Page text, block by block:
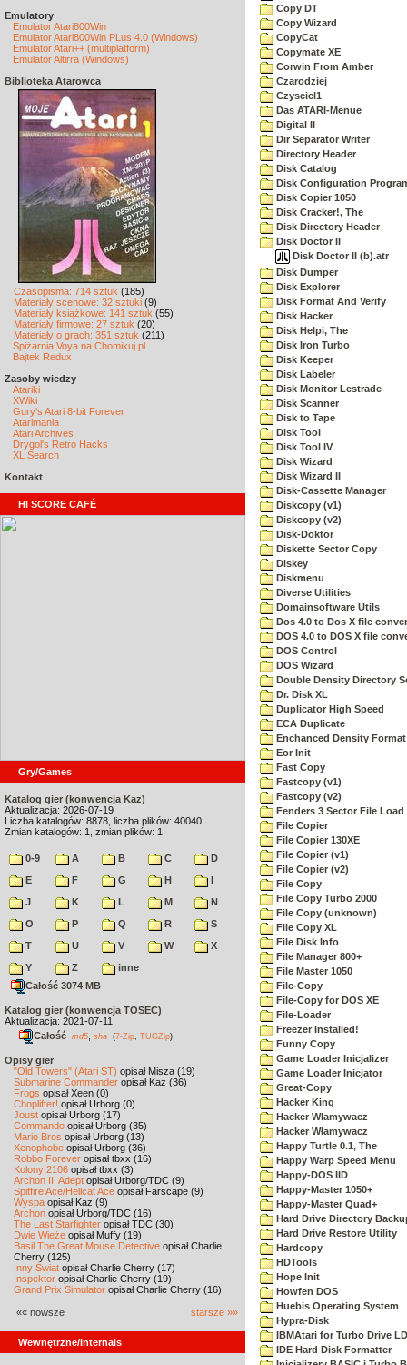
Emulatory
Emulator Atari800Win
Emulator Atari800Win PLus 4.0 (Windows)
Emulator Atari++ (multiplatform)
Emulator Altirra (Windows)
Biblioteka Atarowca
Czasopisma: 714 sztuk (185)
Materiały scenowe: 32 sztuki (9)
Materiały książkowe: 141 sztuk (55)
Materiały firmowe: 27 sztuk (20)
Materiały o grach: 351 sztuk (211)
Spiżarnia Voya na Chomikuj.pl
Bajtek Redux
Zasoby wiedzy
Atariki
XWiki
Gury's Atari 8-bit Forever
Atarimania
Atari Archives
Drygol's Retro Hacks
XL Search
Kontakt
HI SCORE CAFÉ
Gry/Games
Katalog gier (konwencja Kaz)
Aktualizacja: 2026-07-19
Liczba katalogów: 8878, liczba plików: 40040
Zmian katalogów: 1, zmian plików: 1
0-9 A B C
D
E
F G H
I
J
K L M
N
O
P Q R
S
T
U V W
X
Y
Z
inne
Całość 3074 MB
Katalog gier (konwencja TOSEC)
Aktualizacja: 2021-07-11
Całość md5 sha (7-Zip TUGZip)
Opisy gier
"Old Towers" (Atari ST) opisał Misza (19)
Submarine Commander opisał Kaz (36)
Frogs opisał Xeen (0)
Choplifter! opisał Urborg (0)
Joust opisał Urborg (17)
Commando opisał Urborg (35)
Mario Bros opisał Urborg (13)
Xenophobe opisał Urborg (36)
Robbo Forever opisał tbxx (16)
Kolony 2106 opisał tbxx (3)
Archon II: Adept opisał Urborg/TDC (9)
Spitfire Ace/Hellcat Ace opisał Farscape (9)
Wyspa opisał Kaz (9)
Archon opisał Urborg/TDC (16)
The Last Starfighter opisał TDC (30)
Dwie Wieże opisał Muffy (19)
Basil The Great Mouse Detective opisał Charlie
Cherry (125)
Inny Świat opisał Charlie Cherry (17)
Inspektor opisał Charlie Cherry (19)
Grand Prix Simulator opisał Charlie Cherry (16)
«« nowsze starsze »»
Wewnętrzne/Internals
Copy DT
Copy Wizard
CopyCat
Copymate XE
Corwin From Amber
Czarodziej
Czysciel1
Das ATARI-Menue
Digital II
Dir Separator Writer
Directory Header
Disk Catalog
Disk Configuration
Disk Copier 1050
Disk Cracker!, The
Disk Directory Header
Disk Doctor II
Disk Doctor II (b).atr
Disk Dumper
Disk Explorer
Disk Format And Verify
Disk Hacker
Disk Helpi, The
Disk Iron Turbo
Disk Keeper
Disk Labeler
Disk Monitor Lestrade
Disk Scanner
Disk to Tape
Disk Tool
Disk Tool IV
Disk Wizard
Disk Wizard II
Disk-Cassette Manager
Diskcopy (v1)
Diskcopy (v2)
Disk-Doktor
Diskette Sector Copy
Diskey
Diskmenu
Diverse Utilities
Domainsoftware Utils
Dos 4.0 to Dos X file
DOS 4.0 to DOS X file
DOS Control
DOS Wizard
Double Density Directory
Dr. Disk XL
Duplicator High Speed
ECA Duplicate
Enchanced Density Format
Eor Init
Fast Copy
Fastcopy (v1)
Fastcopy (v2)
Fenders 3 Sector File Load
File Copier
File Copier 130XE
File Copier (v1)
File Copier (v2)
File Copy
File Copy Turbo 2000
File Copy (unknown)
File Copy XL
File Disk Info
File Manager 800+
File Master 1050
File-Copy
File-Copy for DOS XE
File-Loader
Freezer Installed!
Funny Copy
Game Loader Inicjalizer
Game Loader Inicjator
Great-Copy
Hacker King
Hacker Wlamywacz
Hacker Włamywacz
Happy Turtle 0.1, The
Happy Warp Speed Menu
Happy-DOS IID
Happy-Master 1050+
Happy-Master Quad+
Hard Drive Directory
Hard Drive Restore Utility
Hardcopy
HDTools
Hope Init
Howfen DOS
Huebis Operating System
Hypra-Disk
IBMAtari for Turbo Drive
IDE Hard Disk Formatter